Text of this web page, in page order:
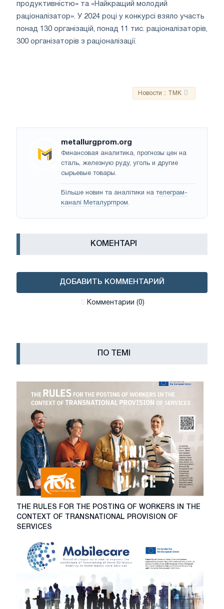
продуктивністю» та «Найкращий молодий
раціоналізатор». У 2024 році у конкурсі взяло участь
понад 130 організацій, понад 11 тис. раціоналізаторів,
300 організаторів з раціоналізації.
Новости :: TMK
metallurgprom.org
Финансовая аналитика, прогнозы цен на
сталь, железную руду, уголь и другие
сырьевые товары.
Більше новин та аналітики на телеграм-
каналі Металургпром.
КОМЕНТАРІ
ДОБАВИТЬ КОММЕНТАРИЙ
Комментарии (0)
ПО ТЕМІ
THE
RULES
FOR
POSTING
WORKERS
CONTEXT
THE RULES FOR THE POSTING OF WORKERS IN THE
CONTEXT OF TRANSNATIONAL PROVISION OF
SERVICES